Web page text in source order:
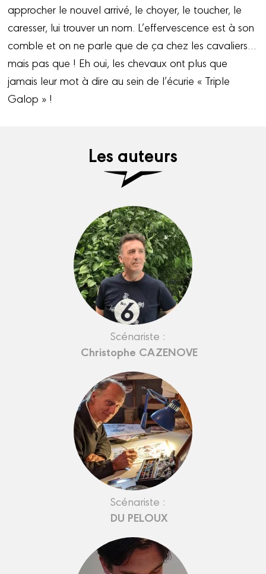
approcher le nouvel arrivé, le choyer, le toucher, le
caresser, lui trouver un nom. L’effervescence est à son
comble et on ne parle que de ça chez les cavaliers…
mais pas que ! Eh oui, les chevaux ont plus que
jamais leur mot à dire au sein de l’écurie « Triple
Galop » !
Les auteurs
Scénariste :
Christophe CAZENOVE
Scénariste :
DU PELOUX